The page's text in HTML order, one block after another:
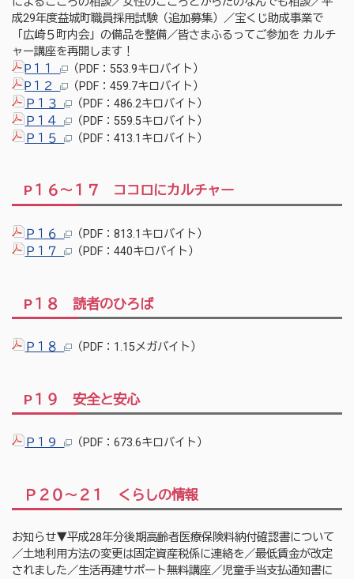
成29年度益城町職員採用試験（追加募集）／宝くじ助成事業で
「広崎５町内会」の備品を整備／皆さまふるってご参加を カルチ
ャー講座を再開します！
P１１
（PDF：553.9キロバイト）
P１２
（PDF：459.7キロバイト）
Ｐ１３
（PDF：486.2キロバイト）
Ｐ１４
（PDF：559.5キロバイト）
Ｐ１５
（PDF：413.1キロバイト）
P１６～１７ ココロにカルチャー
Ｐ１６
（PDF：813.1キロバイト）
Ｐ１７
（PDF：440キロバイト）
P１８ 読者のひろば
Ｐ１８ （PDF：1.15メガバイト）
P１９ 安全と安心
Ｐ１９ （PDF：673.6キロバイト）
Ｐ２０～２１ くらしの情報
お知らせ▼平成28年分後期高齢者医療保険料納付確認書について
／土地利用方法の変更は固定資産税係に連絡を／最低賃金が改定
されました／生活再建サポート無料講座／児童手当支払通知書に